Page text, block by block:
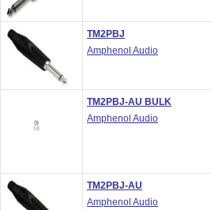
TM2PBJ
Amphenol Audio
TM2PBJ-AU BULK
Amphenol Audio
TM2PBJ-AU
Amphenol Audio